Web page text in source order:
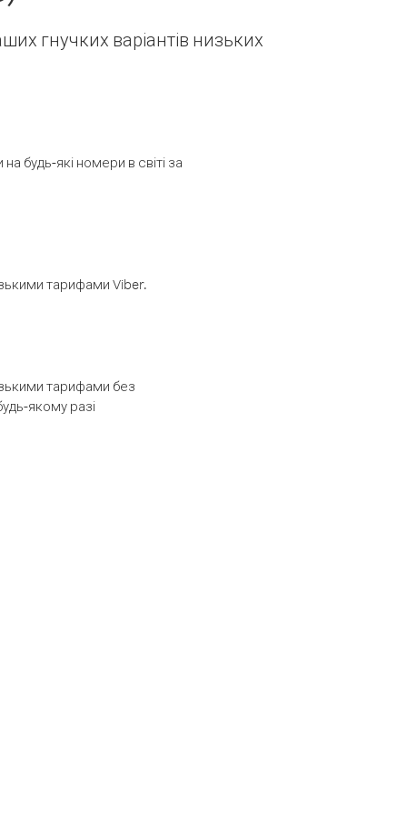
гнучких варіантів низьких
будь-які номери в світі за
тарифами Viber.
тарифами без
якому разі